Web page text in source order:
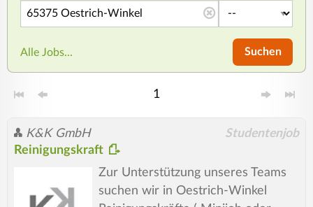
Alle Jobs... Suchen
1
K&K GmbH Studentenjob
Reinigungskraft
Zur Unterstützung unseres Teams
suchen wir in Oestrich-Winkel